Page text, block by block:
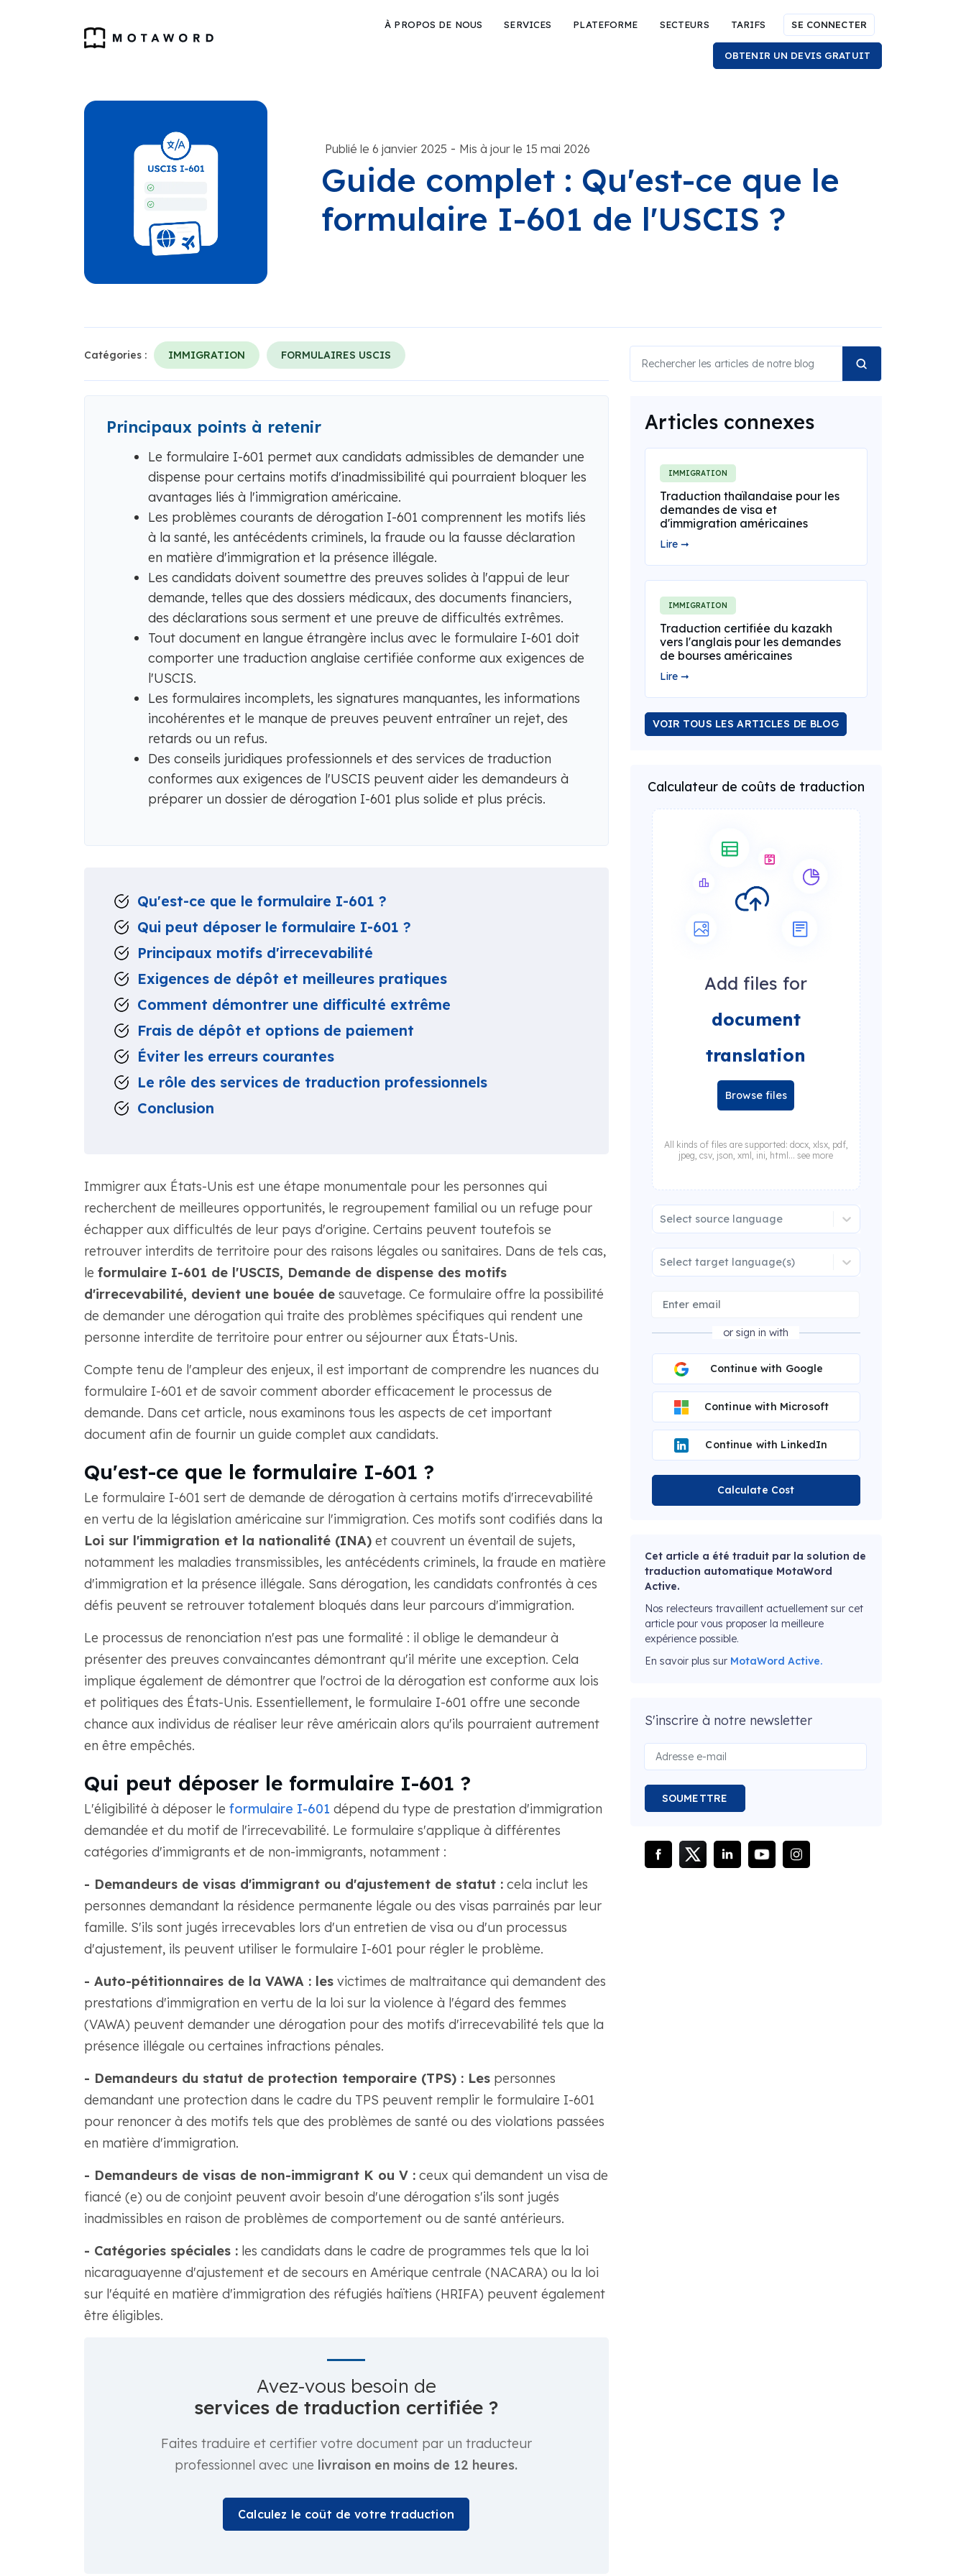
À PROPOS DE NOUS SERVICES PLATEFORME SECTEURS TARIFS SE CONNECTER
OBTENIR UN DEVIS GRATUIT
Publié le 6 janvier 2025 - Mis à jour le 15 mai 2026
Guide complet : Qu'est-ce que le
formulaire I-601 de l'USCIS ?
Catégories : IMMIGRATION FORMULAIRES USCIS
Principaux points à retenir
Le formulaire I-601 permet aux candidats admissibles de demander une
dispense pour certains motifs d'inadmissibilité qui pourraient bloquer les
avantages liés à l'immigration américaine.
Les problèmes courants de dérogation I-601 comprennent les motifs liés
à la santé, les antécédents criminels, la fraude ou la fausse déclaration
en matière d'immigration et la présence illégale.
Les candidats doivent soumettre des preuves solides à l'appui de leur
demande, telles que des dossiers médicaux, des documents financiers,
des déclarations sous serment et une preuve de difficultés extrêmes.
Tout document en langue étrangère inclus avec le formulaire I-601 doit
comporter une traduction anglaise certifiée conforme aux exigences de
l'USCIS.
Les formulaires incomplets, les signatures manquantes, les informations
incohérentes et le manque de preuves peuvent entraîner un rejet, des
retards ou un refus.
Des conseils juridiques professionnels et des services de traduction
conformes aux exigences de l'USCIS peuvent aider les demandeurs à
préparer un dossier de dérogation I-601 plus solide et plus précis.
Qu'est-ce que le formulaire I-601 ?
Qui peut déposer le formulaire I-601 ?
Principaux motifs d'irrecevabilité
Exigences de dépôt et meilleures pratiques
Comment démontrer une difficulté extrême
Frais de dépôt et options de paiement
Éviter les erreurs courantes
Le rôle des services de traduction professionnels
Conclusion
Immigrer aux États-Unis est une étape monumentale pour les personnes qui
recherchent de meilleures opportunités, le regroupement familial ou un refuge pour
échapper aux difficultés de leur pays d'origine. Certains peuvent toutefois se
retrouver interdits de territoire pour des raisons légales ou sanitaires. Dans de tels cas,
le formulaire I-601 de l'USCIS, Demande de dispense des motifs
d'irrecevabilité, devient une bouée desauvetage. Ce formulaire offre la possibilité
de demander une dérogation qui traite des problèmes spécifiques qui rendent une
personne interdite de territoire pour entrer ou séjourner aux États-Unis.
Compte tenu de l'ampleur des enjeux, il est important de comprendre les nuances du
formulaire I-601 et de savoir comment aborder efficacement le processus de
demande. Dans cet article, nous examinons tous les aspects de cet important
document afin de fournir un guide complet aux candidats.
Qu'est-ce que le formulaire I-601 ?
Le formulaire I-601 sert de demande de dérogation à certains motifs d'irrecevabilité
en vertu de la législation américaine sur l'immigration. Ces motifs sont codifiés dans la
Loi sur l'immigration et la nationalité (INA)et couvrent un éventail de sujets,
notamment les maladies transmissibles, les antécédents criminels, la fraude en matière
d'immigration et la présence illégale. Sans dérogation, les candidats confrontés à ces
défis peuvent se retrouver totalement bloqués dans leur parcours d'immigration.
Le processus de renonciation n'est pas une formalité : il oblige le demandeur à
présenter des preuves convaincantes démontrant qu'il mérite une exception. Cela
implique également de démontrer que l'octroi de la dérogation est conforme aux lois
et politiques des États-Unis. Essentiellement, le formulaire I-601 offre une seconde
chance aux individus de réaliser leur rêve américain alors qu'ils pourraient autrement
en être empêchés.
Qui peut déposer le formulaire I-601 ?
L'éligibilité à déposer le formulaire I-601 dépend du type de prestation d'immigration
demandée et du motif de l'irrecevabilité. Le formulaire s'applique à différentes
catégories d'immigrants et de non-immigrants, notamment :
- Demandeurs de visas d'immigrant ou d'ajustement de statut :cela inclut les
personnes demandant la résidence permanente légale ou des visas parrainés par leur
famille. S'ils sont jugés irrecevables lors d'un entretien de visa ou d'un processus
d'ajustement, ils peuvent utiliser le formulaire I-601 pour régler le problème.
- Auto-pétitionnaires de la VAWA : lesvictimes de maltraitance qui demandent des
prestations d'immigration en vertu de la loi sur la violence à l'égard des femmes
(VAWA) peuvent demander une dérogation pour des motifs d'irrecevabilité tels que la
présence illégale ou certaines infractions pénales.
- Demandeurs du statut de protection temporaire (TPS) : Lespersonnes
demandant une protection dans le cadre du TPS peuvent remplir le formulaire I-601
pour renoncer à des motifs tels que des problèmes de santé ou des violations passées
en matière d'immigration.
- Demandeurs de visas de non-immigrant K ou V :ceux qui demandent un visa de
fiancé (e) ou de conjoint peuvent avoir besoin d'une dérogation s'ils sont jugés
inadmissibles en raison de problèmes de comportement ou de santé antérieurs.
- Catégories spéciales :les candidats dans le cadre de programmes tels que la loi
nicaraguayenne d'ajustement et de secours en Amérique centrale (NACARA) ou la loi
sur l'équité en matière d'immigration des réfugiés haïtiens (HRIFA) peuvent également
être éligibles.
Avez-vous besoin de
services de traduction certifiée ?
Faites traduire et certifier votre document par un traducteur
professionnel avec une livraison en moins de 12 heures.
Calculez le coût de votre traduction
Articles connexes
IMMIGRATION
Traduction thaïlandaise pour les
demandes de visa et
d'immigration américaines
Lire ➞
IMMIGRATION
Traduction certifiée du kazakh
vers l'anglais pour les demandes
de bourses américaines
Lire ➞
VOIR TOUS LES ARTICLES DE BLOG
Calculateur de coûts de traduction
Add files for
document
translation
Browse files
All kinds of files are supported: docx, xlsx, pdf,
jpeg, csv, json, xml, ini, html... see more
Select source language
Select target language(s)
or sign in with
Continue with Google
Continue with Microsoft
Continue with LinkedIn
Calculate Cost
Cet article a été traduit par la solution de
traduction automatique MotaWord
Active.
Nos relecteurs travaillent actuellement sur cet
article pour vous proposer la meilleure
expérience possible.
En savoir plus sur MotaWord Active.
S'inscrire à notre newsletter
SOUMETTRE